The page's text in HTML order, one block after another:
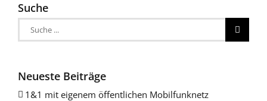
Suche
Suche
nach:
Neueste Beiträge
1&1 mit eigenem öffentlichen Mobilfunknetz